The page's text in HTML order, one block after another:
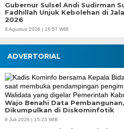
Gubernur Sulsel Andi Sudirman
Fadhillah Unjuk Kebolehan di
2026
8 Agustus 2026 | 16:57 WIB
ADVERTORIAL
Wajo Benahi Data
Dikumpulkan di Diskominfotik
6 Juli 2026 | 15:23 WIB